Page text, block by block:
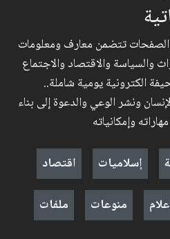
تتضمن معارف ومعلومات
والسياسة والاقتصاد والاجتماع
الكترونية يومية شاملة..
ونشر الوعي والدعوة إلى بناء
وإمكانياته
إسلاميات
اقتصاد
منوعات ملفات